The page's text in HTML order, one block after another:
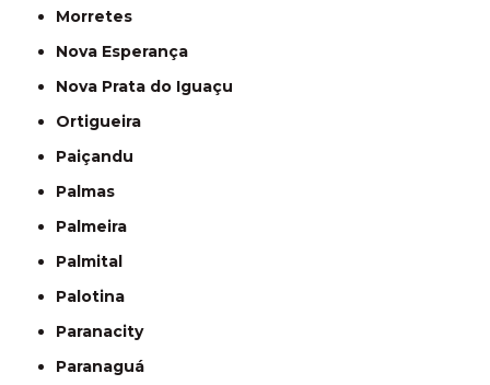
Morretes
Nova Esperança
Nova Prata do Iguaçu
Ortigueira
Paiçandu
Palmas
Palmeira
Palmital
Palotina
Paranacity
Paranaguá